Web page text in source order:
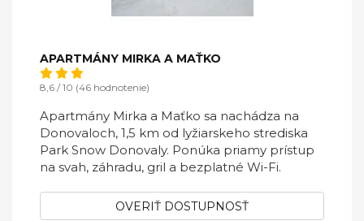
APARTMÁNY MIRKA A MAŤKO
8,6 / 10 (46 hodnotenie)
Apartmány Mirka a Maťko sa nachádza na
Donovaloch, 1,5 km od lyžiarskeho strediska
Park Snow Donovaly. Ponúka priamy prístup
na svah, záhradu, gril a bezplatné Wi-Fi.
OVERIŤ DOSTUPNOSŤ